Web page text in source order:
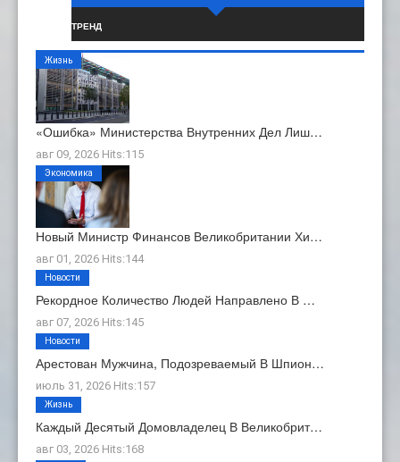
ТРЕНД
«Ошибка» Министерства Внутренних Дел Лиш…
авг 09, 2026 Hits:115
Жизнь
Новый Министр Финансов Великобритании Хи…
авг 01, 2026 Hits:144
Экономика
Рекордное Количество Людей Направлено В …
авг 07, 2026 Hits:145
Новости
Арестован Мужчина, Подозреваемый В Шпион…
июль 31, 2026 Hits:157
Новости
Каждый Десятый Домовладелец В Великобрит…
авг 03, 2026 Hits:168
Жизнь